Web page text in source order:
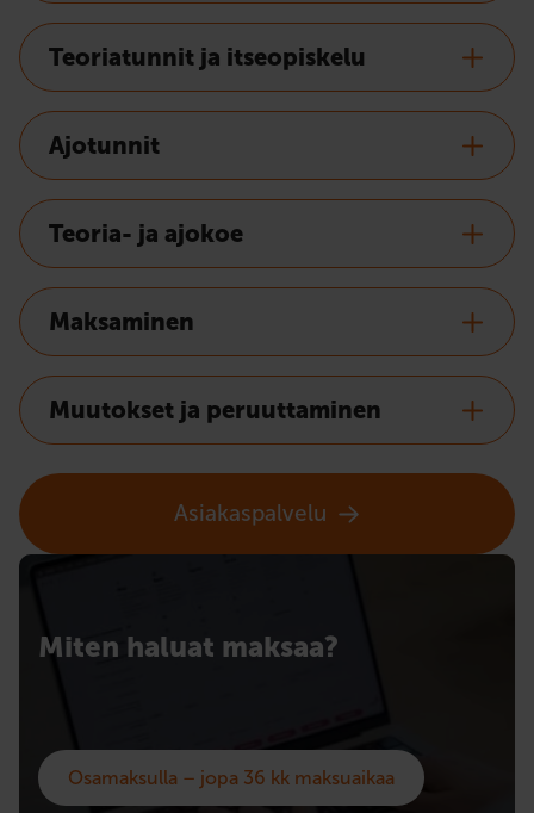
Teoriatunnit ja itseopiskelu
Ajotunnit
Teoria- ja ajokoe
Maksaminen
Muutokset ja peruuttaminen
Asiakaspalvelu
Miten haluat maksaa?
Osamaksulla – jopa 36 kk maksuaikaa